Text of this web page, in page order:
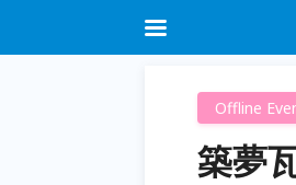
Offline
築夢